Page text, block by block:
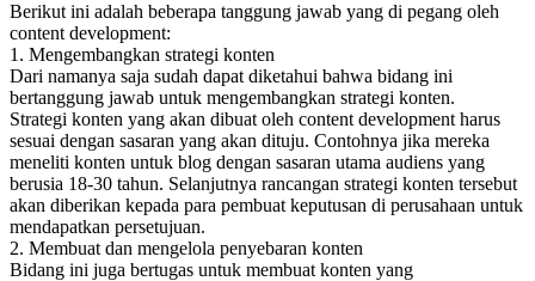
Berikut ini adalah beberapa tanggung jawab yang di pegang oleh
content development:
1. Mengembangkan strategi konten
Dari namanya saja sudah dapat diketahui bahwa bidang ini
bertanggung jawab untuk mengembangkan strategi konten.
Strategi konten yang akan dibuat oleh content development harus
sesuai dengan sasaran yang akan dituju. Contohnya jika mereka
meneliti konten untuk blog dengan sasaran utama audiens yang
berusia 18-30 tahun. Selanjutnya rancangan strategi konten tersebut
akan diberikan kepada para pembuat keputusan di perusahaan untuk
mendapatkan persetujuan.
2. Membuat dan mengelola penyebaran konten
Bidang ini juga bertugas untuk membuat konten yang